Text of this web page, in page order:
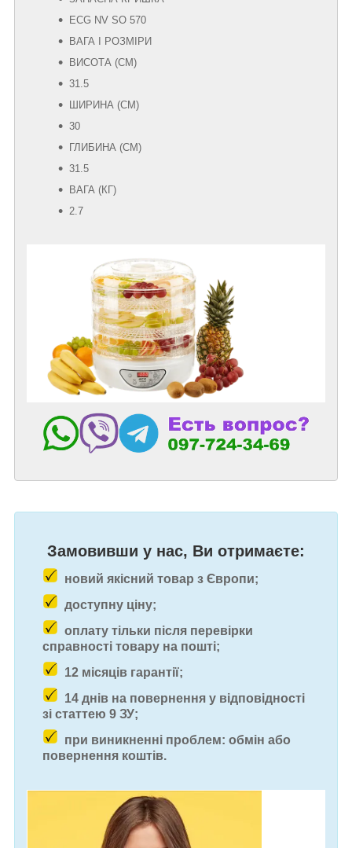
ECG NV SO 570
ВАГА І РОЗМІРИ
ВИСОТА (СМ)
31.5
ШИРИНА (СМ)
30
ГЛИБИНА (СМ)
31.5
ВАГА (КГ)
2.7
Замовивши у нас, Ви отримаєте:
новий якісний товар з Європи;
доступну ціну;
оплату тільки після перевірки
справності товару на пошті;
12 місяців гарантії;
14 днів на повернення у відповідності
зі статтею 9 ЗУ;
при виникненні проблем: обмін або
повернення коштів.